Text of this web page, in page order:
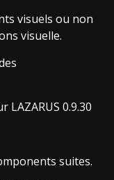
visuels ou non
visuelle.
LAZARUS 0.9.30
suites.